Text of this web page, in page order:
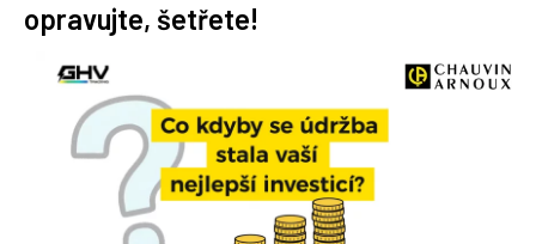
opravujte, šetřete!